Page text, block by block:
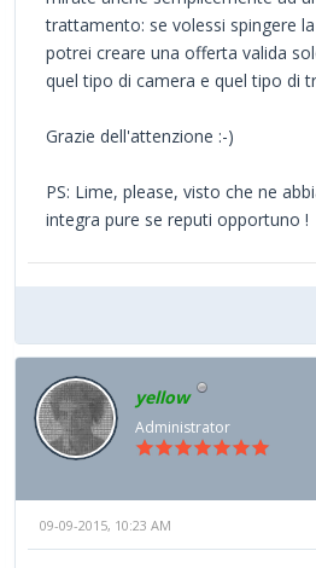
trattamento: se volessi spingere
potrei creare una offerta valida
quel tipo di camera e quel tipo di
Grazie dell'attenzione :-)
PS: Lime, please, visto che ne
integra pure se reputi opportuno !
yellow
Administrator
09-09-2015, 10:23 AM